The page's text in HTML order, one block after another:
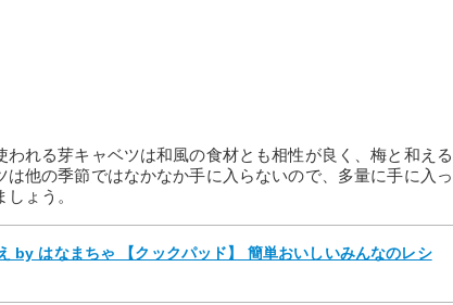
れる芽キャベツは和風の食材とも相性が良く、梅と和える
他の季節ではなかなか手に入らないので、多量に手に入っ
ょう。
by はなまちゃ 【クックパッド】 簡単おいしいみんなのレシ